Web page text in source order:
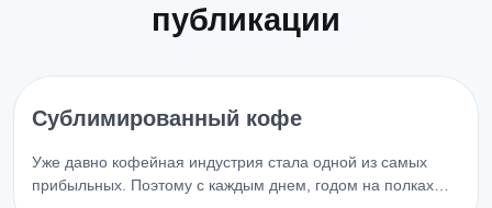
публикации
Сублимированный кофе
Уже давно кофейная индустрия стала одной из самых
прибыльных. Поэтому с каждым днем, годом на полках…